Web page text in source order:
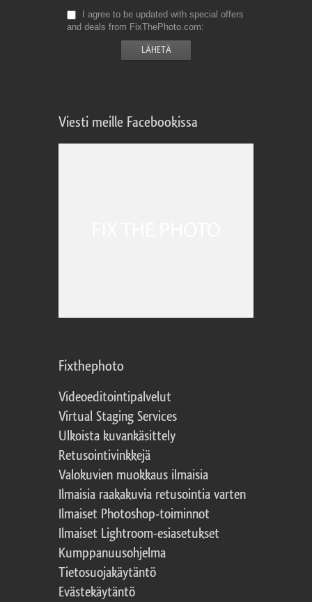
I agree to be updated with special offers
and deals from FixThePhoto.com
Viesti meille Facebookissa
Fixthephoto
Videoeditointipalvelut
Virtual Staging Services
Ulkoista kuvankäsittely
Retusointivinkkejä
Valokuvien muokkaus ilmaisia
Ilmaisia raakakuvia retusointia varten
Ilmaiset Photoshop-toiminnot
Ilmaiset Lightroom-esiasetukset
Kumppanuusohjelma
Tietosuojakäytäntö
Evästekäytäntö